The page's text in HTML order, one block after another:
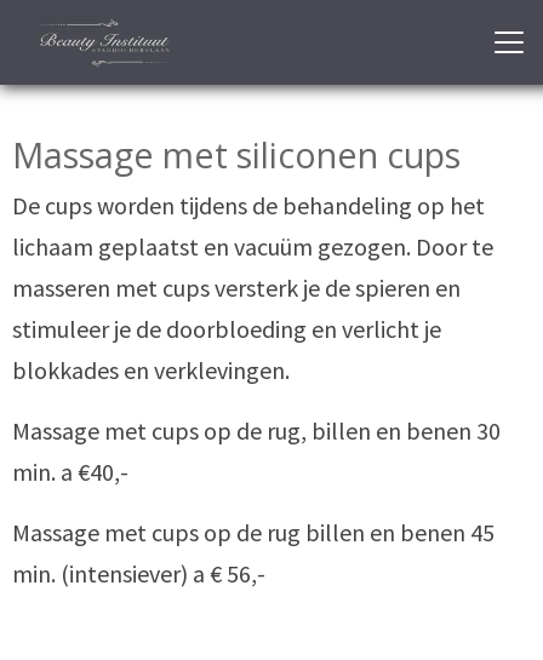
Massage met siliconen cups
De cups worden tijdens de behandeling op het
lichaam geplaatst en vacuüm gezogen. Door te
masseren met cups versterk je de spieren en
stimuleer je de doorbloeding en verlicht je
blokkades en verklevingen.
Massage met cups op de rug, billen en benen 30
min. a €40,-
Massage met cups op de rug billen en benen 45
min. (intensiever) a € 56,-